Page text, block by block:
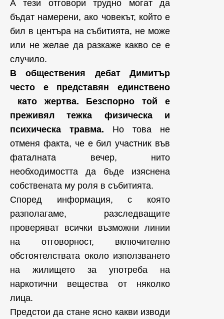
А тези отговори трудно могат да
бъдат намерени, ако човекът, който е
бил в центъра на събитията, не може
или не желае да разкаже какво се е
случило.
В обществения дебат Димитър
често е представян единствено
като жертва. Безспорно той е
преживял тежка физическа и
психическа травма. Но това не
отменя факта, че е бил участник във
фаталната вечер, нито
необходимостта да бъде изяснена
собствената му роля в събитията.
Според информация, с която
разполагаме, разследващите
проверяват всички възможни линии
на отговорност, включително
обстоятелствата около използването
на жилището за употреба на
наркотични вещества от няколко
лица.
Предстои да стане ясно какви изводи